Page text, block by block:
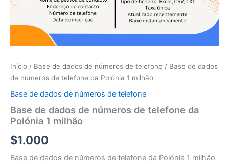
Início / Base de dados de números de telefone / Base de dados
de números de telefone da Polónia 1 milhão
Base de dados de números de telefone
Base de dados de números de telefone da
Polónia 1 milhão
$1.000
Base de dados de números de telefone da Polónia 1 milhão
telefone
Polónia
milhão